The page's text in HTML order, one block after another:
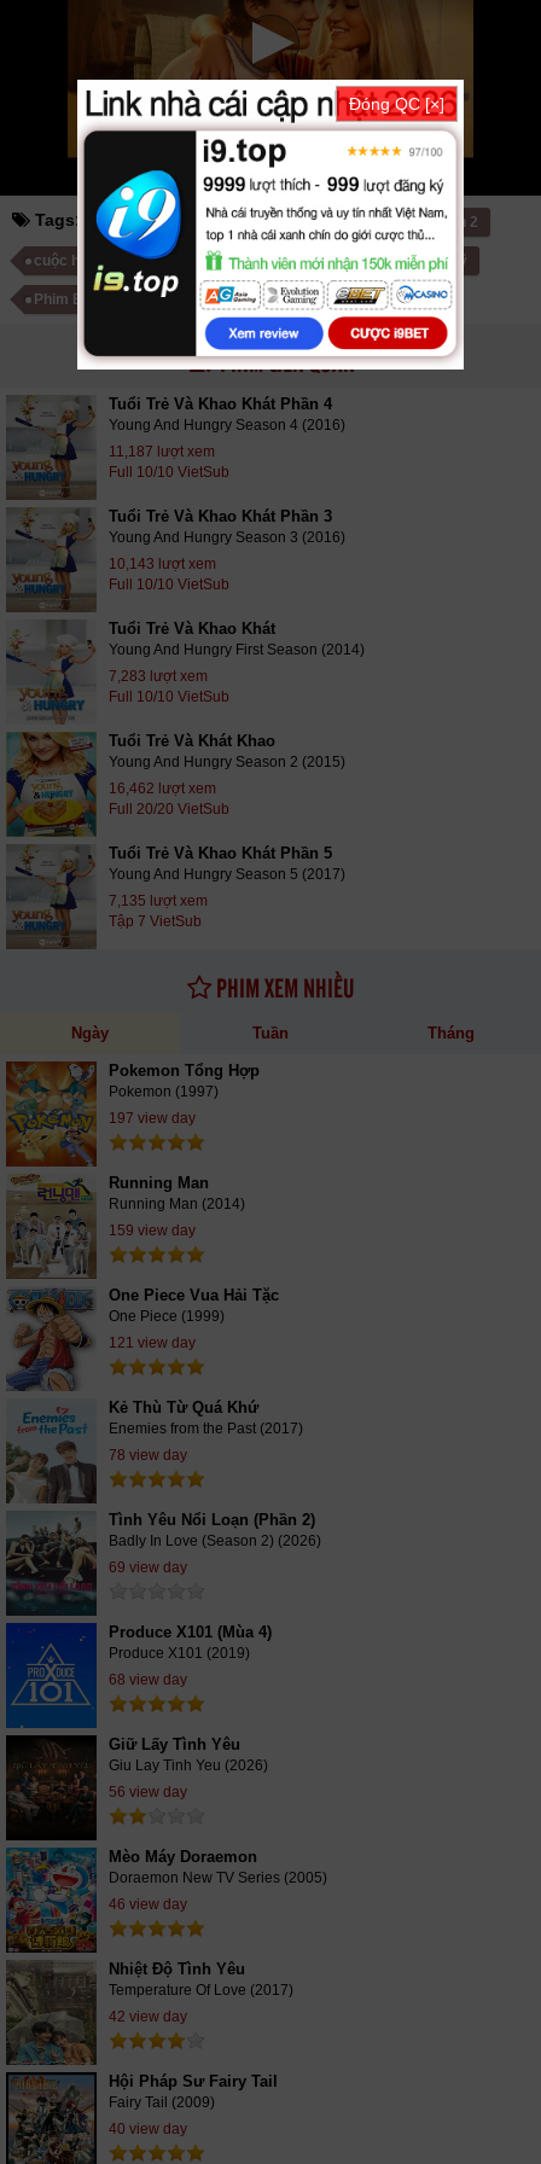
vnphim88 zz Georgie & Mandy's First Marriage (Season
phimhay azhdvietnam phimonline
kenhphim phim14 phimmedia tv motphim
thegioiphim motchill ssphim phimnet luotphim vuighe hopphim webphim
hoathinhkungfu hhpanda
... Thể loại phim: Hài Hước cập nhật
phụ đề Vietsub nhanh nhất, xem online nhanh nhất. Tải link fshare drive
và download phim Cuộc Hôn Nhân Đầu Tiên của Georgie và Mandy (Phần
2) vtv HTV SCTV GOTV FullHD mới nhất. Mời các bạn đón xem bộ phim
Cuộc Hôn Nhân Đầu Tiên của Georgie và Mandy (Phần 2) 10/11 VietSub
Tags: cuộc hôn nhân đầu tiên của georgie và mandy phần 2
cuộc hôn nhân đầu tiên của georgie và mandy 2 Phim Mỹ
Phim Bộ Mỹ
PHIM LIÊN QUAN
Tuổi Trẻ Và Khao Khát Phần 4
Young And Hungry Season 4 (2016)
11,187 lượt xem
Full 10/10 VietSub
Tuổi Trẻ Và Khao Khát Phần 3
Young And Hungry Season 3 (2016)
10,143 lượt xem
Full 10/10 VietSub
Tuổi Trẻ Và Khao Khát
Young And Hungry First Season (2014)
7,283 lượt xem
Full 10/10 VietSub
Tuổi Trẻ Và Khát Khao
Young And Hungry Season 2 (2015)
16,462 lượt xem
Full 20/20 VietSub
Tuổi Trẻ Và Khao Khát Phần 5
Young And Hungry Season 5 (2017)
7,135 lượt xem
Tập 7 VietSub
PHIM XEM NHIỀU
Ngày Tuần Tháng
Pokemon Tổng Hợp
Pokemon (1997)
197 view day
Running Man
Running Man (2014)
159 view day
One Piece Vua Hải Tặc
One Piece (1999)
121 view day
Kẻ Thù Từ Quá Khứ
Enemies from the Past (2017)
78 view day
Tình Yêu Nổi Loạn (Phần 2)
Badly In Love (Season 2) (2026)
69 view day
Produce X101 (Mùa 4)
Produce X101 (2019)
68 view day
Giữ Lấy Tình Yêu
Giu Lay Tinh Yeu (2026)
56 view day
Mèo Máy Doraemon
Doraemon New TV Series (2005)
46 view day
Nhiệt Độ Tình Yêu
Temperature Of Love (2017)
42 view day
Hội Pháp Sư Fairy Tail
Fairy Tail (2009)
40 view day
Đóng QC [×]